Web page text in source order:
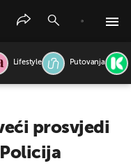
Lifestyle Putovanja
prosvjedi